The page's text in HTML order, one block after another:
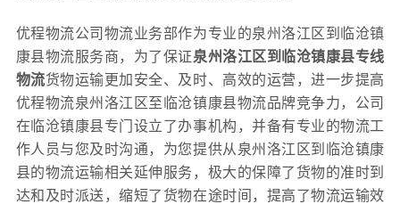
优程物流公司物流业务部作为专业的泉州洛江区到临沧镇
康县物流服务商，为了保证泉州洛江区到临沧镇康县专线
物流货物运输更加安全、及时、高效的运营，进一步提高
优程物流泉州洛江区至临沧镇康县物流品牌竞争力，公司
在临沧镇康县专门设立了办事机构，并备有专业的物流工
作人员与您及时沟通，为您提供从泉州洛江区到临沧镇康
县的物流运输相关延伸服务，极大的保障了货物的准时到
达和及时派送，缩短了货物在途时间，提高了物流运输效